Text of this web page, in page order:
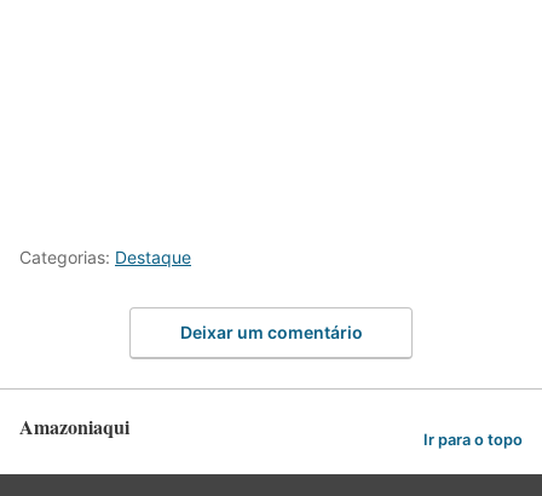
Categorias: Destaque
Deixar um comentário
Amazoniaqui Ir para o topo